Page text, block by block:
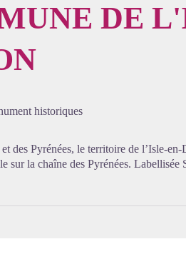
DE
historiques
des Pyrénées, le territoire de l’Isle-
sur la chaîne des Pyrénées. Labellisée